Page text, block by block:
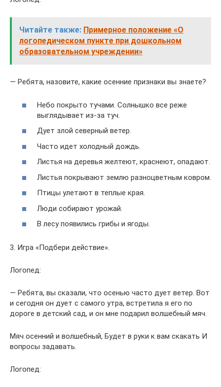
Читайте также: Примерное положение «О
логопедическом пункте при дошкольном
образовательном учреждении»
— Ребята, назовите, какие осенние признаки вы знаете?
Небо покрыто тучами. Солнышко все реже
выглядывает из-за туч.
Дует злой северный ветер.
Часто идет холодный дождь.
Листья на деревья желтеют, краснеют, опадают.
Листья покрывают землю разноцветным ковром.
Птицы улетают в теплые края.
Люди собирают урожай.
В лесу появились грибы и ягоды.
3. Игра «Подбери действие».
Логопед:
— Ребята, вы сказали, что осенью часто дует ветер. Вот
и сегодня он дует с самого утра, встретила я его по
дороге в детский сад, и он мне подарил волшебный мяч.
Мяч осенний и волшебный, Будет в руки к вам скакать И
вопросы задавать.
Логопед: